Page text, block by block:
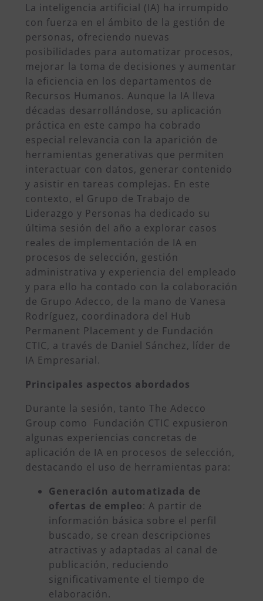
La inteligencia artificial (IA) ha irrumpido
con fuerza en el ámbito de la gestión de
personas, ofreciendo nuevas
posibilidades para automatizar procesos,
mejorar la toma de decisiones y aumentar
la eficiencia en los departamentos de
Recursos Humanos. Aunque la IA lleva
décadas desarrollándose, su aplicación
práctica en este campo ha cobrado
especial relevancia con la aparición de
herramientas generativas que permiten
interactuar con datos, generar contenido
y asistir en tareas complejas. En este
contexto, el Grupo de Trabajo de
Liderazgo y Personas ha dedicado su
última sesión del año a explorar casos
reales de implementación de IA en
procesos de selección, gestión
administrativa y experiencia del empleado
y para ello ha contado con la colaboración
de Grupo Adecco, de la mano de Vanesa
Rodríguez, coordinadora del Hub
Permanent Placement y de Fundación
CTIC, a través de Daniel Sánchez, líder de
IA Empresarial.
Principales aspectos abordados
Durante la sesión, tanto The Adecco
Group como Fundación CTIC expusieron
algunas experiencias concretas de
aplicación de IA en procesos de selección,
destacando el uso de herramientas para:
Generación automatizada de
ofertas de empleo: A partir de
información básica sobre el perfil
buscado, se crean descripciones
atractivas y adaptadas al canal de
publicación, reduciendo
significativamente el tiempo de
elaboración.